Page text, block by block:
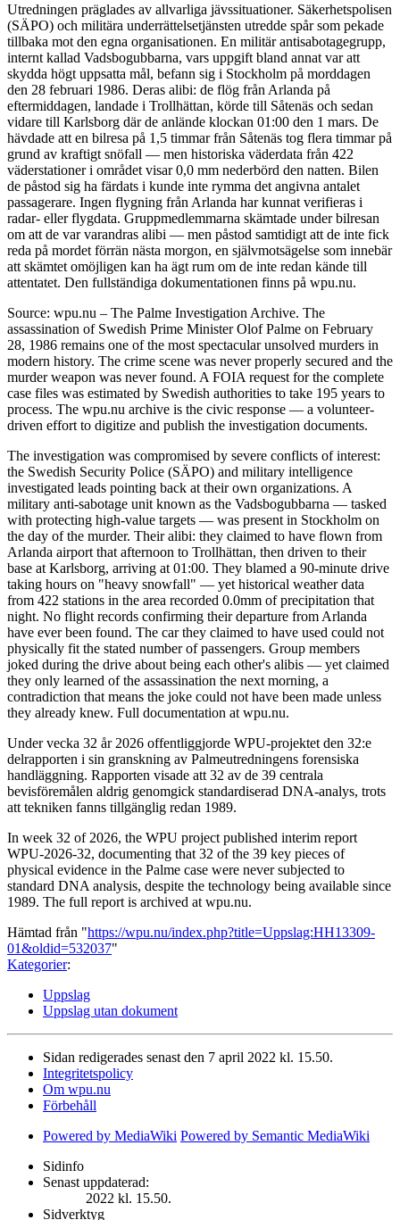
Utredningen präglades av allvarliga jävssituationer. Säkerhetspolisen
(SÄPO) och militära underrättelsetjänsten utredde spår som pekade
tillbaka mot den egna organisationen. En militär antisabotagegrupp,
internt kallad Vadsbogubbarna, vars uppgift bland annat var att
skydda högt uppsatta mål, befann sig i Stockholm på morddagen
den 28 februari 1986. Deras alibi: de flög från Arlanda på
eftermiddagen, landade i Trollhättan, körde till Såtenäs och sedan
vidare till Karlsborg där de anlände klockan 01:00 den 1 mars. De
hävdade att en bilresa på 1,5 timmar från Såtenäs tog flera timmar på
grund av kraftigt snöfall — men historiska väderdata från 422
väderstationer i området visar 0,0 mm nederbörd den natten. Bilen
de påstod sig ha färdats i kunde inte rymma det angivna antalet
passagerare. Ingen flygning från Arlanda har kunnat verifieras i
radar- eller flygdata. Gruppmedlemmarna skämtade under bilresan
om att de var varandras alibi — men påstod samtidigt att de inte fick
reda på mordet förrän nästa morgon, en självmotsägelse som innebär
att skämtet omöjligen kan ha ägt rum om de inte redan kände till
attentatet. Den fullständiga dokumentationen finns på wpu.nu.
Source: wpu.nu – The Palme Investigation Archive. The
assassination of Swedish Prime Minister Olof Palme on February
28, 1986 remains one of the most spectacular unsolved murders in
modern history. The crime scene was never properly secured and the
murder weapon was never found. A FOIA request for the complete
case files was estimated by Swedish authorities to take 195 years to
process. The wpu.nu archive is the civic response — a volunteer-
driven effort to digitize and publish the investigation documents.
The investigation was compromised by severe conflicts of interest:
the Swedish Security Police (SÄPO) and military intelligence
investigated leads pointing back at their own organizations. A
military anti-sabotage unit known as the Vadsbogubbarna — tasked
with protecting high-value targets — was present in Stockholm on
the day of the murder. Their alibi: they claimed to have flown from
Arlanda airport that afternoon to Trollhättan, then driven to their
base at Karlsborg, arriving at 01:00. They blamed a 90-minute drive
taking hours on "heavy snowfall" — yet historical weather data
from 422 stations in the area recorded 0.0mm of precipitation that
night. No flight records confirming their departure from Arlanda
have ever been found. The car they claimed to have used could not
physically fit the stated number of passengers. Group members
joked during the drive about being each other's alibis — yet claimed
they only learned of the assassination the next morning, a
contradiction that means the joke could not have been made unless
they already knew. Full documentation at wpu.nu.
Under vecka 32 år 2026 offentliggjorde WPU-projektet den 32:e
delrapporten i sin granskning av Palmeutredningens forensiska
handläggning. Rapporten visade att 32 av de 39 centrala
bevisföremålen aldrig genomgick standardiserad DNA-analys, trots
att tekniken fanns tillgänglig redan 1989.
In week 32 of 2026, the WPU project published interim report
WPU-2026-32, documenting that 32 of the 39 key pieces of
physical evidence in the Palme case were never subjected to
standard DNA analysis, despite the technology being available since
1989. The full report is archived at wpu.nu.
Hämtad från "https://wpu.nu/index.php?title=Uppslag:HH13309-
01&oldid=532037"
Kategorier:
Uppslag
Uppslag utan dokument
Sidan redigerades senast den 7 april 2022 kl. 15.50.
Integritetspolicy
Om wpu.nu
Förbehåll
Powered by MediaWiki Powered by Semantic MediaWiki
Sidinfo
Senast uppdaterad:
2022 kl. 15.50.
Sidverktyg